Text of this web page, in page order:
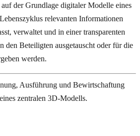
der Grundlage digitaler Modelle eines
relevanten Informationen
verwaltet und in einer transparenten
den Beteiligten ausgetauscht oder für die
werden.
Ausführung und Bewirtschaftung
zentralen 3D-Modells.